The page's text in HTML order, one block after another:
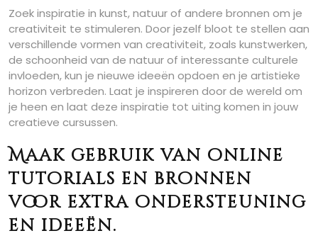
Zoek inspiratie in kunst, natuur of andere bronnen om je
creativiteit te stimuleren. Door jezelf bloot te stellen aan
verschillende vormen van creativiteit, zoals kunstwerken,
de schoonheid van de natuur of interessante culturele
invloeden, kun je nieuwe ideeën opdoen en je artistieke
horizon verbreden. Laat je inspireren door de wereld om
je heen en laat deze inspiratie tot uiting komen in jouw
creatieve cursussen.
Maak gebruik van online
tutorials en bronnen
voor extra ondersteuning
en ideeën.